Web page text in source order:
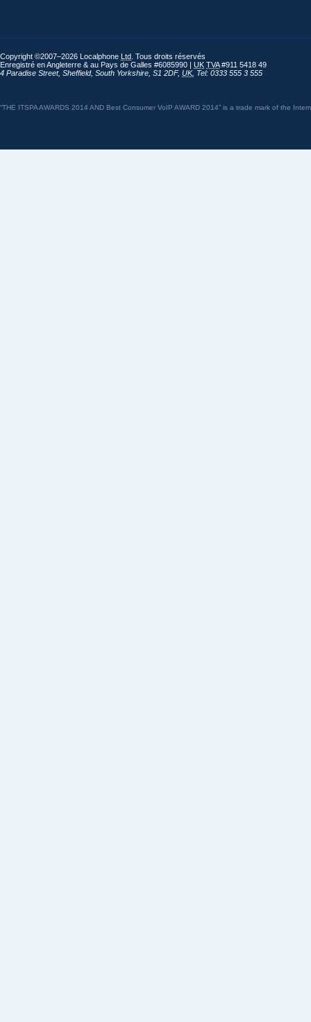
Copyright ©2007–2026 Localphone Ltd . Tous droits réservés
Enregistré en Angleterre & au Pays de Galles #6085990 | UK TVA#911 5418 49
4 Paradise Street, Sheffield, South Yorkshire S1 2DF, UK, Tel: 0333 555 3 555
“THE ITSPA AWARDS 2014 AND Best Consumer VoIP AWARD 2014” is a trade mark of the